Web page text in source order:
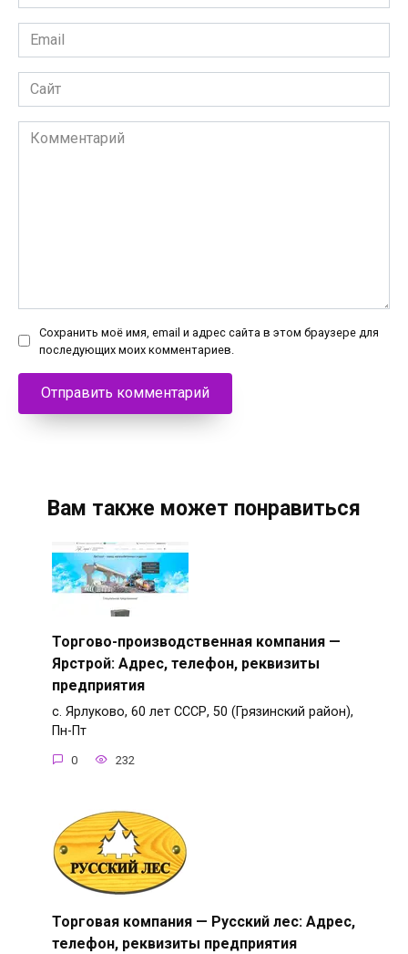
*
Email
*
Сайт
Комментарий
Сохранить моё имя, email и адрес сайта в этом браузере для
последующих моих комментариев.
Вам также может понравиться
Торгово-производственная компания —
Ярстрой: Адрес, телефон, реквизиты
предприятия
с. Ярлуково, 60 лет СССР, 50 (Грязинский район),
Пн-Пт
0 232
Торговая компания — Русский лес: Адрес,
телефон, реквизиты предприятия